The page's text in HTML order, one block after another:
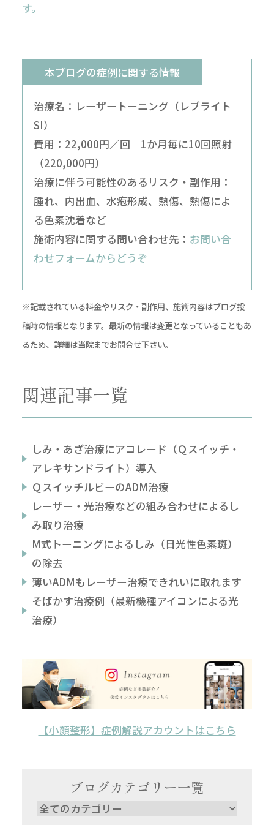
す。
本ブログの症例に関する情報
治療名：レーザートーニング（レブライト
SI）
費用：22,000円／回 1か月毎に10回照射
（220,000円）
治療に伴う可能性のあるリスク・副作用：
腫れ、内出血、水疱形成、熱傷、熱傷によ
る色素沈着など
施術内容に関する問い合わせ先： お問い合
わせフォームからどうぞ
※記載されている料金やリスク・副作用、施術内容はブログ投
稿時の情報となります。最新の情報は変更となっていることもあ
るため、詳細は当院までお問合せ下さい。
関連記事一覧
しみ・あざ治療にアコレード（Ｑスイッチ・
アレキサンドライト）導入
ＱスイッチルビーのADM治療
レーザー・光治療などの組み合わせによるし
み取り治療
M式トーニングによるしみ（日光性色素斑）
の除去
薄いADMもレーザー治療できれいに取れます
そばかす治療例（最新機種アイコンによる光
治療）
【小顔整形】症例解説アカウントはこちら
ブログカテゴリー一覧